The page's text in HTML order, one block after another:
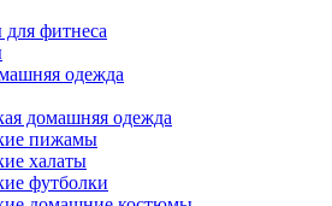
фитнеса
одежда
домашняя одежда
пижамы
халаты
футболки